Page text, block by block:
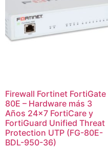
Firewall Fortinet FortiGate
80E – Hardware más 3
Años 24×7 FortiCare y
FortiGuard Unified Threat
Protection UTP (FG-80E-
BDL-950-36)